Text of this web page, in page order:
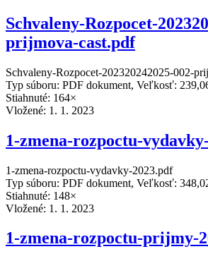
Schvaleny-Rozpocet-
prijmova-cast.pdf
Schvaleny-Rozpocet-202320242025-002-
Typ súboru: PDF dokument, Veľkosť:
Stiahnuté: 164×
Vložené: 1. 1. 2023
1-zmena-rozpoctu-
1-zmena-rozpoctu-vydavky-2023.pdf
Typ súboru: PDF dokument, Veľkosť:
Stiahnuté: 148×
Vložené: 1. 1. 2023
1-zmena-rozpoctu-prijmy-